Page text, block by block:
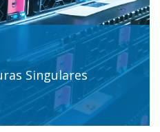
Singulares